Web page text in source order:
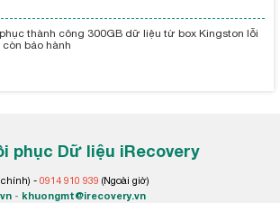
thành công 300GB dữ liệu từ box Kingston lỗi
còn bảo hành
phục Dữ liệu iRecovery
- 0914 910 939 (Ngoài giờ)
- khuongmt@irecovery.vn